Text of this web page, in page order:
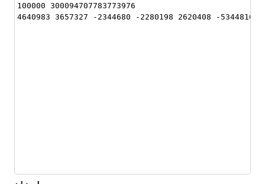
100000 300094707783773976
4640983 3657327 -2344680 -2280198 2620408 -5344816